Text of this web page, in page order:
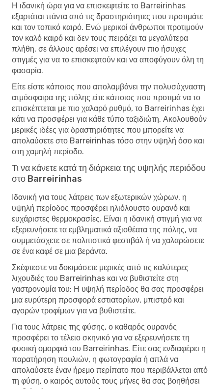
Η ιδανική ώρα για να επισκεφτείτε το Barreirinhas
εξαρτάται πάντα από τις δραστηριότητες που προτιμάτε
και τον τοπικό καιρό. Ενώ μερικοί άνθρωποι προτιμούν
τον καλό καιρό και δεν τους πειράζει τα μεγαλύτερα
πλήθη, σε άλλους αρέσει να επιλέγουν πιο ήσυχες
στιγμές για να το επισκεφτούν και να αποφύγουν όλη τη
φασαρία.
Είτε είστε κάποιος που απολαμβάνει την πολυσύχναστη
ατμόσφαιρα της πόλης είτε κάποιος που προτιμά να το
επισκέπτεται με πιο χαλαρό ρυθμό, το Barreirinhas έχει
κάτι να προσφέρει για κάθε τύπο ταξιδιώτη. Ακολουθούν
μερικές ιδέες για δραστηριότητες που μπορείτε να
απολαύσετε στο Barreirinhas τόσο στην υψηλή όσο και
στη χαμηλή περίοδο.
Τι να κάνετε κατά τη διάρκεια της υψηλής περιόδου
στο Barreirinhas
Ιδανική για τους λάτρεις των εξωτερικών χώρων, η
υψηλή περίοδος προσφέρει ηλιόλουστο ουρανό και
ευχάριστες θερμοκρασίες. Είναι η ιδανική στιγμή για να
εξερευνήσετε τα εμβληματικά αξιοθέατα της πόλης, να
συμμετάσχετε σε πολιτιστικά φεστιβάλ ή να χαλαρώσετε
σε ένα καφέ σε μια βεράντα.
Σκέφτεστε να δοκιμάσετε μερικές από τις καλύτερες
λιχουδιές του Barreirinhas και να βυθιστείτε στη
γαστρονομία του; Η υψηλή περίοδος θα σας προσφέρει
μια ευρύτερη προσφορά εστιατορίων, μπιστρό και
αγορών τροφίμων για να βυθιστείτε.
Για τους λάτρεις της φύσης, ο καθαρός ουρανός
προσφέρει το τέλειο σκηνικό για να εξερευνήσετε τη
φυσική ομορφιά του Barreirinhas. Είτε σας ενδιαφέρει η
παρατήρηση πουλιών, η φωτογραφία ή απλά να
απολαύσετε έναν ήρεμο περίπατο που περιβάλλεται από
τη φύση, ο καιρός αυτούς τους μήνες θα σας βοηθήσει